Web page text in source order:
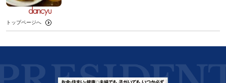
トップページへ